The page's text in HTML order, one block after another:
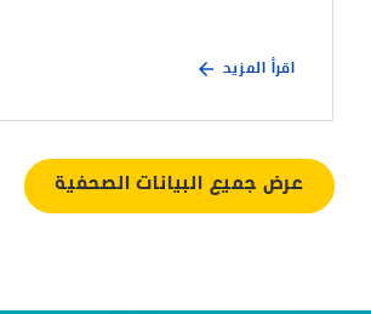
اقرأ المزيد
عرض جميع البيانات الصحفية